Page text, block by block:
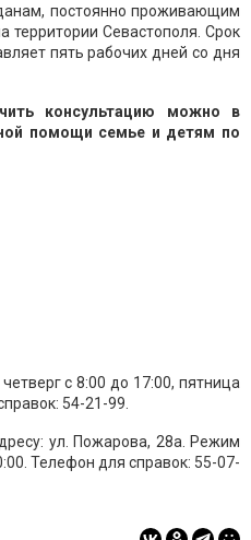
постоянно проживающим
Севастополя. Срок
пять рабочих дней со дня
консультацию можно в
помощи семье и детям по
с 8:00 до 17:00, пятница
54-21-99.
ул. Пожарова, 28а. Режим
Телефон для справок: 55-07-